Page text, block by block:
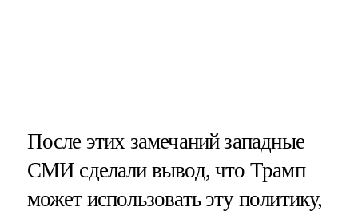
После этих замечаний западные
СМИ сделали вывод, что Трамп
может использовать эту политику,